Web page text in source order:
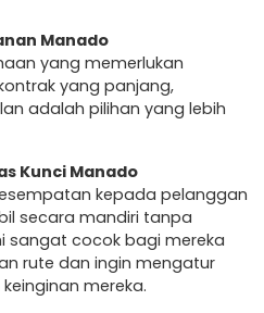
Manado
yang memerlukan
yang panjang,
adalah pilihan yang lebih
Kunci Manado
kepada pelanggan
secara mandiri tanpa
sangat cocok bagi mereka
rute dan ingin mengatur
mereka.